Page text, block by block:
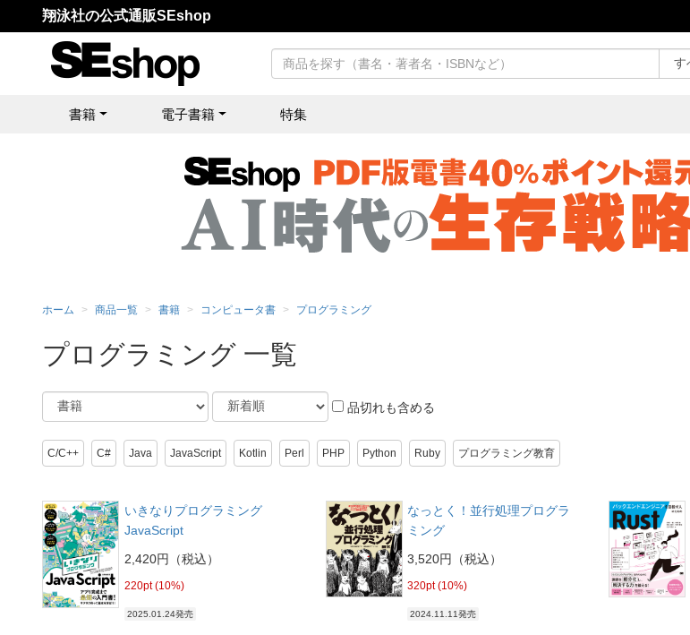
翔泳社の公式通販SEshop
書籍 電子書籍 特集
ホーム 商品一覧 書籍 コンピュータ書 プログラミング
プログラミング 一覧
品切れも含める
C/C++ C# Java JavaScript Kotlin Perl PHP Python Ruby プログラミング教育
いきなりプログラミング
JavaScript
2,420円（税込）
220pt (10%)
2025.01.24発売
なっとく！並行処理プログラ
ミング
3,520円（税込）
320pt (10%)
2024.11.11発売